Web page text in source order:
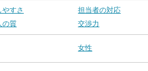
やすさ 担当者の対応
の質
交渉力
女性